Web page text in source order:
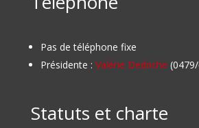
Pas de téléphone fixe
Présidente : Valérie Dedriche
Statuts et charte